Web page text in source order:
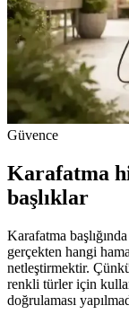
Güvence
Karafatma
başlıklar
Karafatma
gerçekten hangi
netleştirmektir.
renkli türler için
doğrulaması